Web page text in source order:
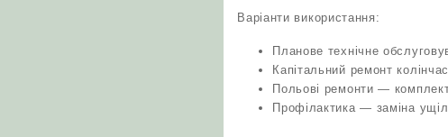
Варіанти використання:
Планове технічне
Капітальний ремонт
Польові ремонти —
Профілактика — заміна